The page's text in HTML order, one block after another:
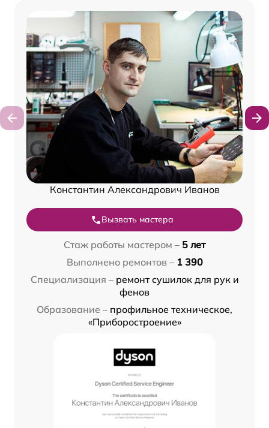
Константин Александрович Иванов
Вызвать мастера
Стаж работы мастером – 5 лет
Выполнено ремонтов – 1 390
Специализация – ремонт сушилок для рук и
фенов
Образование – профильное техническое,
«Приборостроение»